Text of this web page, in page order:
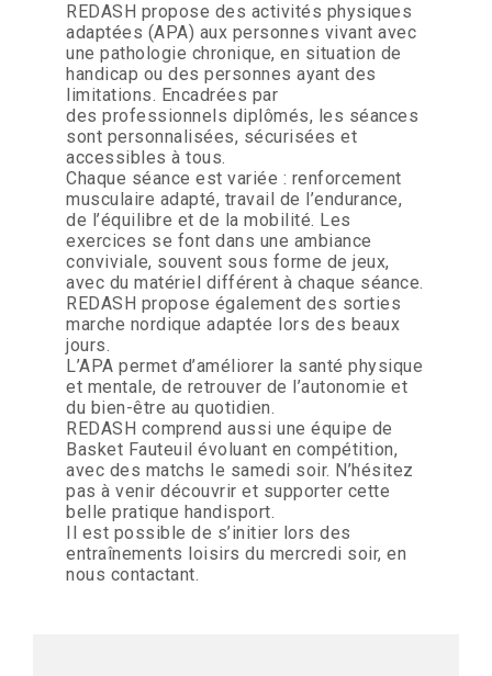
REDASH propose des activités physiques
adaptées (APA) aux personnes vivant avec
une pathologie chronique, en situation de
handicap ou des personnes ayant des
limitations. Encadrées par
des professionnels diplômés, les séances
sont personnalisées, sécurisées et
accessibles à tous.
Chaque séance est variée : renforcement
musculaire adapté, travail de l’endurance,
de l’équilibre et de la mobilité. Les
exercices se font dans une ambiance
conviviale, souvent sous forme de jeux,
avec du matériel différent à chaque séance.
REDASH propose également des sorties
marche nordique adaptée lors des beaux
jours.
L’APA permet d’améliorer la santé physique
et mentale, de retrouver de l’autonomie et
du bien-être au quotidien.
REDASH comprend aussi une équipe de
Basket Fauteuil évoluant en compétition,
avec des matchs le samedi soir. N’hésitez
pas à venir découvrir et supporter cette
belle pratique handisport.
Il est possible de s’initier lors des
entraînements loisirs du mercredi soir, en
nous contactant.